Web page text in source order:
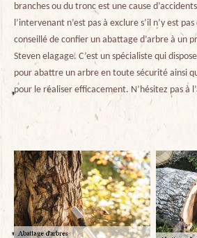
branches ou du tronc est une cause
l’intervenant n’est pas à exclure s’il n’y est
conseillé de confier un abattage d’arbre à un
Steven elagage. C’est un spécialiste qui
pour abattre un arbre en toute sécurité ainsi
pour le réaliser efficacement. N’hésitez pas à